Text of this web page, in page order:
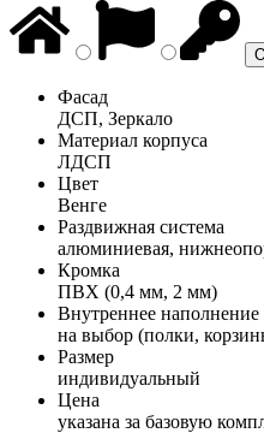
Фасад
ДСП, Зеркало
Материал корпуса
ЛДСП
Цвет
Венге
Раздвижная система
алюминиевая,
Кромка
ПВХ (0,4 мм, 2 мм)
Внутреннее наполнение
на выбор (полки,
Размер
индивидуальный
Цена
указана за базовую